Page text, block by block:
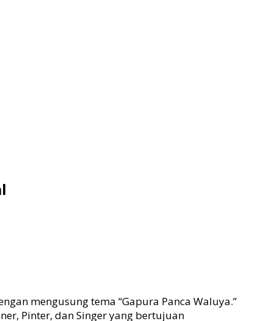
mengusung tema “Gapura Panca Waluya.”
Pinter, dan Singer yang bertujuan